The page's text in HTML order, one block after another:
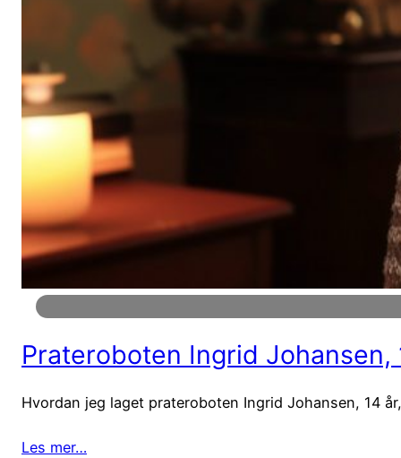
Prateroboten Ingrid Johansen,
Hvordan jeg laget prateroboten Ingrid Johansen, 14
Les mer…